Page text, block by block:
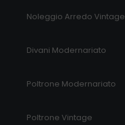
Noleggio Arredo Vintage
Divani Modernariato
Poltrone Modernariato
Poltrone Vintage